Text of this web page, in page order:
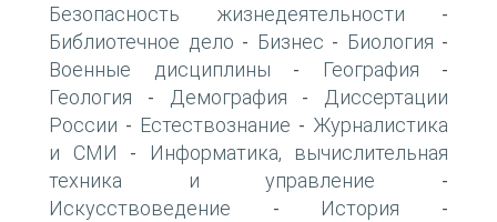
Безопасность жизнедеятельности -
Библиотечное дело - Бизнес - Биология -
Военные дисциплины - География -
Геология - Демография -
Диссертации
России - Естествознание - Журналистика
и СМИ -
Информатика, вычислительная
техника и управление -
Искусствоведение - История -